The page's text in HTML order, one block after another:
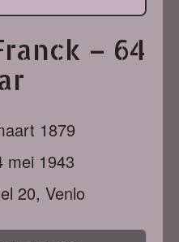
– 64
1879
mei 1943
20, Venlo